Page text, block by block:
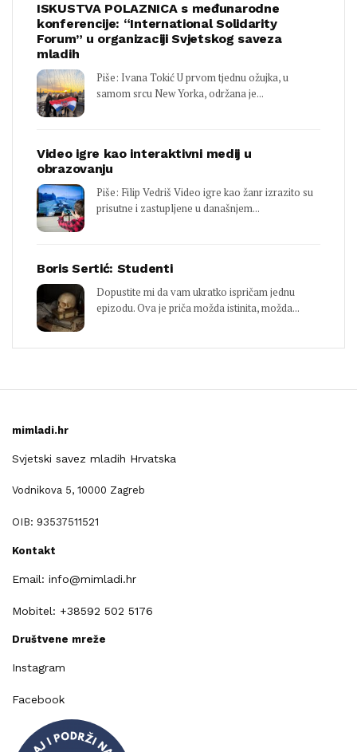
ISKUSTVA POLAZNICA s međunarodne
konferencije: “International Solidarity
Forum” u organizaciji Svjetskog saveza
mladih
Piše: Ivana Tokić U prvom tjednu ožujka, u
samom srcu New Yorka, održana je...
Video igre kao interaktivni medij u
obrazovanju
Piše: Filip Vedriš Video igre kao žanr izrazito su
prisutne i zastupljene u današnjem...
Boris Sertić: Studenti
Dopustite mi da vam ukratko ispričam jednu
epizodu. Ova je priča možda istinita, možda...
mimladi.hr
Svjetski savez mladih Hrvatska
Vodnikova 5, 10000 Zagreb
OIB: 93537511521
Kontakt
Email: info@mimladi.hr
Mobitel: +38592 502 5176
Društvene mreže
Instagram
Facebook